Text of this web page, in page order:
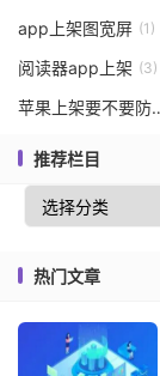
app上架图宽屏 (1)
阅读器app上架 (3)
苹果上
推荐栏目
热门文章